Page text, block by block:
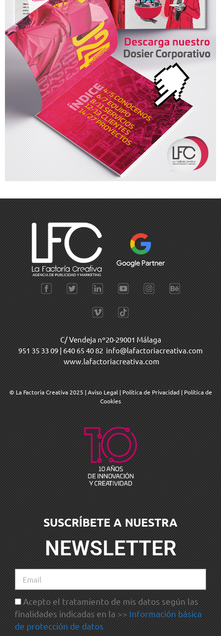
C/ Vendeja nº20-29001 Málaga
951 35 33 09 | 640 65 40 82 info@lafactoriacreativa.com
www.lafactoriacreativa.com
© La Factoria Creativa 2025 |Aviso Legal | Política de Privacidad | Política de
Cookies
SUSCRÍBETE A NUESTRA
NEWSLETTER
Acepto el tratamiento de mis datos según las
finalidades indicadas en la >> Información básica
de protección de datos